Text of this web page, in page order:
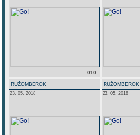
010
RUŽOMBEROK
23. 05. 2018
RUŽOMBEROK
23. 05. 2018